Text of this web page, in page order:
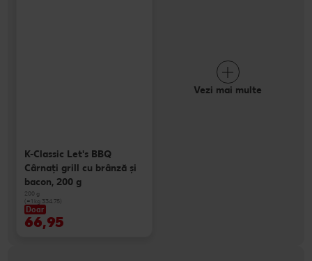
K-Classic Let's BBQ
Cârnaţi grill cu brânză și
bacon, 200 g
200 g
(=1 kg 334.75)
Doar
66,95
Vezi mai multe